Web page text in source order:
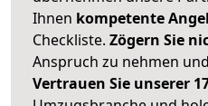
Ihnen kompetente
Checkliste. Zögern Sie
Anspruch zu nehmen
Vertrauen Sie unserer